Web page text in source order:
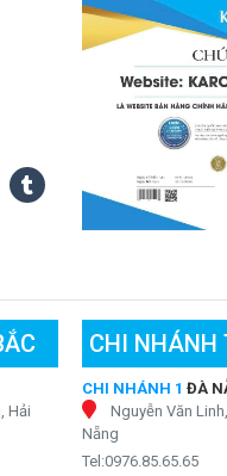
Hải
CHI NHÁNH
CHI NHÁNH 1 ĐÀ
Nguyễn Văn
Nẵng
Tel:0976.85.65.65